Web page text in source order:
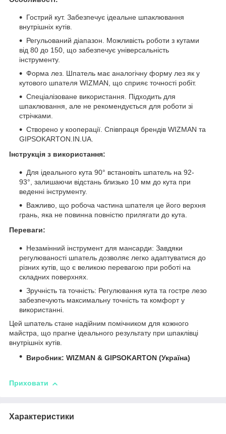
Гострий кут. Забезпечує ідеальне шпаклювання
внутрішніх кутів.
Регульований діапазон. Можливість роботи з кутами
від 80 до 150, що забезпечує універсальність
інструменту.
Форма лез. Шпатель має аналогічну форму лез як у
кутового шпателя WIZMAN, що сприяє точності робіт.
Спеціалізоване використання. Підходить для
шпаклювання, але не рекомендується для роботи зі
стрічками.
Створено у кооперації. Співпраця брендів WIZMAN та
GIPSOKARTON.IN.UA.
Інструкція з використання:
Для ідеального кута 90° встановіть шпатель на 92-
93°, залишаючи відстань близько 10 мм до кута при
веденні інструменту.
Важливо, що робоча частина шпателя це його верхня
грань, яка не повинна повністю прилягати до кута.
Переваги:
Незамінний інструмент для мансарди: Завдяки
регулюваності шпатель дозволяє легко адаптуватися до
різних кутів, що є великою перевагою при роботі на
складних поверхнях.
Зручність та точність: Регулювання кута та гостре лезо
забезпечують максимальну точність та комфорт у
використанні.
Цей шпатель стане надійним помічником для кожного
майстра, що прагне ідеального результату при шпаклівці
внутрішніх кутів.
Виробник: WIZMAN & GIPSOKARTON (Україна)
Приховати
Характеристики